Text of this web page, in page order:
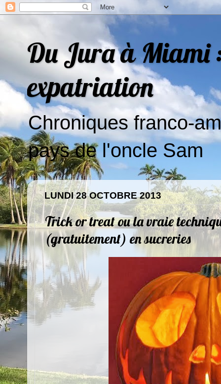
Du Jura à Miami
expatriation
Chroniques franco-
pays de l'oncle Sam
LUNDI 28 OCTOBRE 2013
Trick or treat ou la vraie
(gratuitement) en sucreries